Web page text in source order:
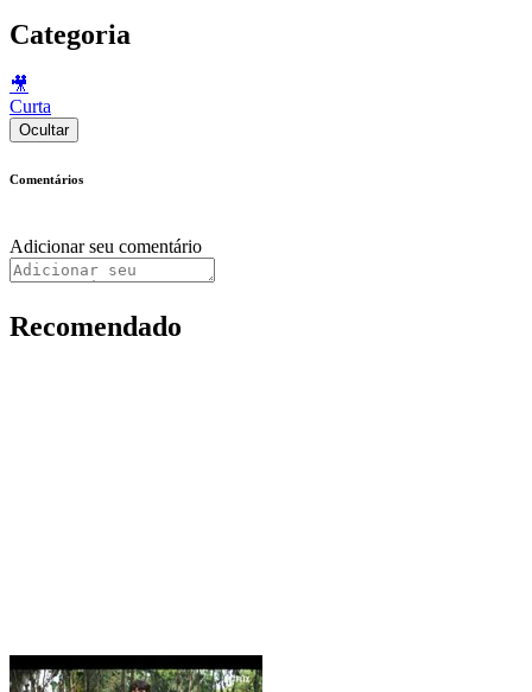
Categoria
🎥
Curta
Ocultar
Comentários
Adicionar seu comentário
Recomendado